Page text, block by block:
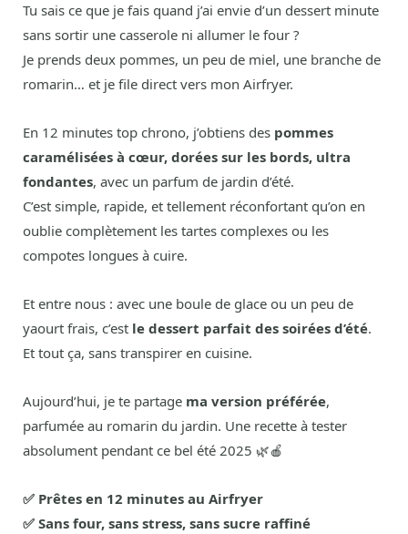
Tu sais ce que je fais quand j’ai envie d’un dessert minute
sans sortir une casserole ni allumer le four ?
Je prends deux pommes, un peu de miel, une branche de
romarin… et je file direct vers mon Airfryer.
En 12 minutes top chrono, j’obtiens des pommes
caramélisées à cœur, dorées sur les bords, ultra
fondantes, avec un parfum de jardin d’été.
C’est simple, rapide, et tellement réconfortant qu’on en
oublie complètement les tartes complexes ou les
compotes longues à cuire.
Et entre nous : avec une boule de glace ou un peu de
yaourt frais, c’est le dessert parfait des soirées d’été.
Et tout ça, sans transpirer en cuisine.
Aujourd’hui, je te partage ma version préférée,
parfumée au romarin du jardin. Une recette à tester
absolument pendant ce bel été 2025 🌿🍎
✅ Prêtes en 12 minutes au Airfryer
✅ Sans four, sans stress, sans sucre raffiné